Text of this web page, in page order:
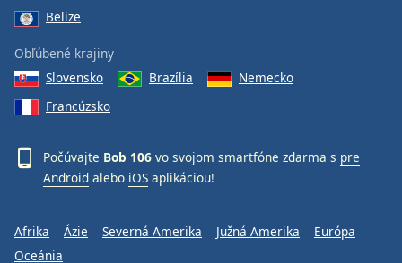
Dialog
dialog
window.
Belize
Obľúbené krajiny
Slovensko
Brazília
Nemecko
Francúzsko
Počúvajte Bob 106 vo svojom smartfóne zdarma s pre
Android alebo iOS aplikáciou!
Afrika Ázie Severná Amerika Južná Amerika
Európa
Oceánia